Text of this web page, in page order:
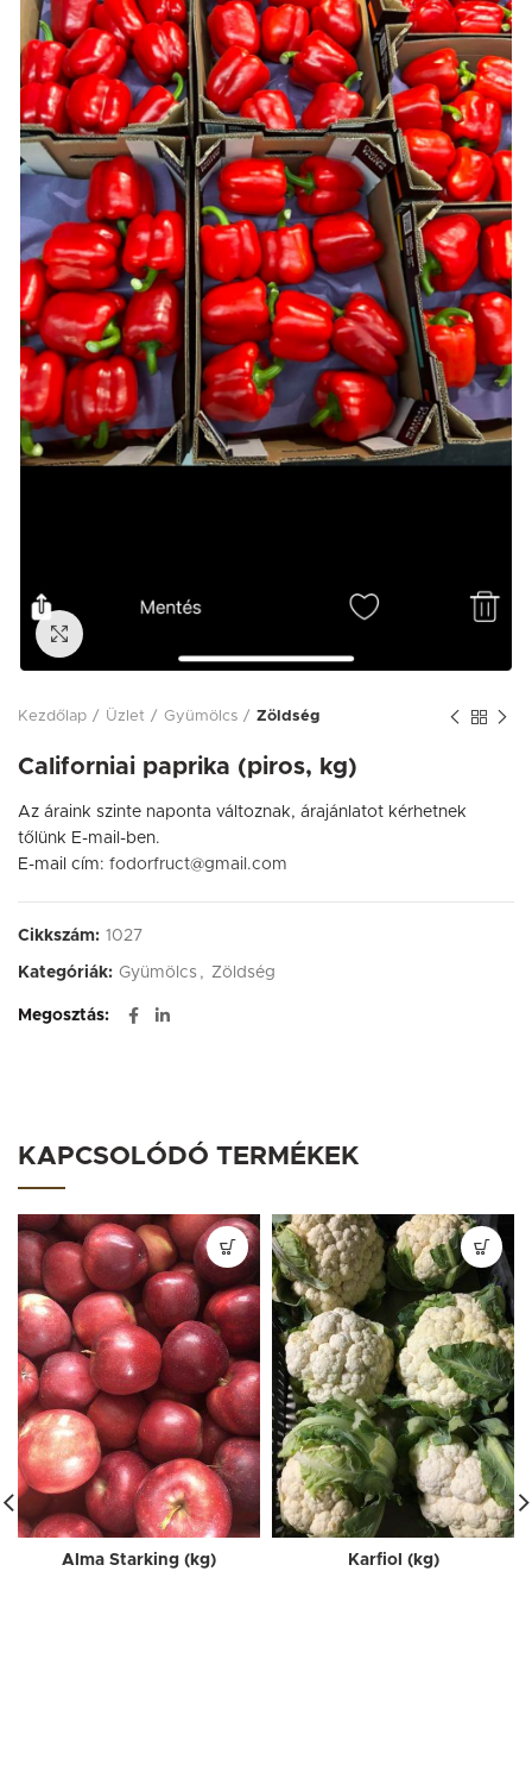
Kezdőlap Üzlet Gyümölcs Zöldség
Californiai paprika (piros, kg)
Az áraink szinte naponta változnak, árajánlatot kérhetnek
tőlünk E-mail-ben.
E-mail cím: fodorfruct@gmail.com
Cikkszám: 1027
Kategóriák: Gyümölcs , Zöldség
Megosztás
KAPCSOLÓDÓ TERMÉKEK
Alma Starking (kg) Karfiol (kg)